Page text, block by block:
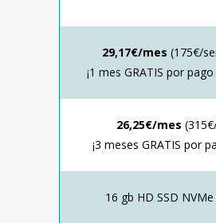
29,17€/mes (175€/
¡1 mes GRATIS por
26,25€/mes
¡3 meses GRATIS por
16 gb HD SSD NVMe